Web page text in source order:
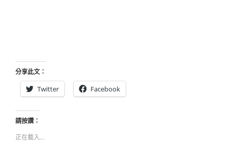
分享此文：
Twitter
Facebook
請按讚：
正在載入...